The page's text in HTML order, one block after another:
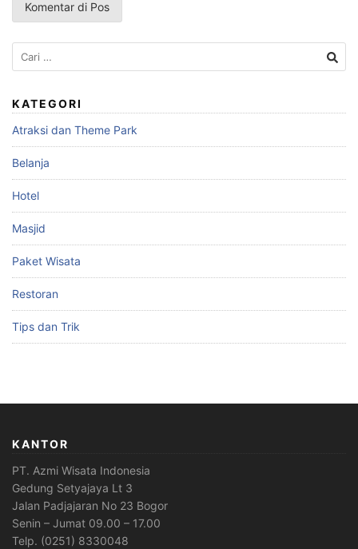
Cari
untuk:
KATEGORI
Atraksi dan Theme Park
Belanja
Hotel
Masjid
Paket Wisata
Restoran
Tips dan Trik
KANTOR
PT. Azmi Wisata Indonesia
Gedung Setyajaya Lt 3
Jalan Padjajaran No 23 Bogor
Senin – Jumat 09.00 – 17.00
Telp. (0251) 8330048